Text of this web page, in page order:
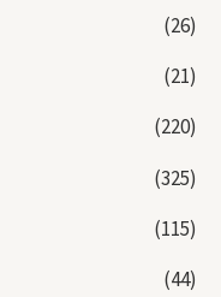
(26)
(21)
(220)
(325)
(115)
(44)